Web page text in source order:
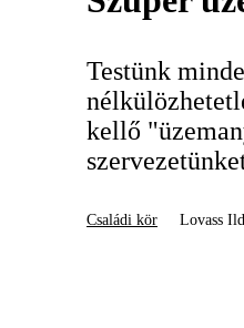
Testünk
kellő
Családi kör Lovass